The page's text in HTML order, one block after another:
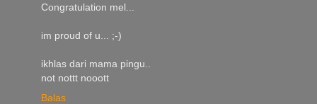
Congratulation mel...
im proud of u... ;-)
ikhlas dari mama pingu..
not nottt nooott
Balas